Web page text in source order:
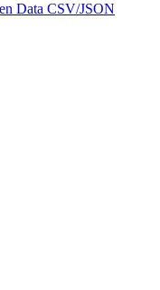
Data CSV/JSON